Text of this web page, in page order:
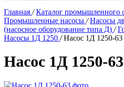
Главная / Каталог промышленного
Промышленные насосы / Насосы
(насосное оборудование типа Д) /
Насосы 1Д 1250 / Насос 1Д 1250-63
Насос 1Д 1250-63